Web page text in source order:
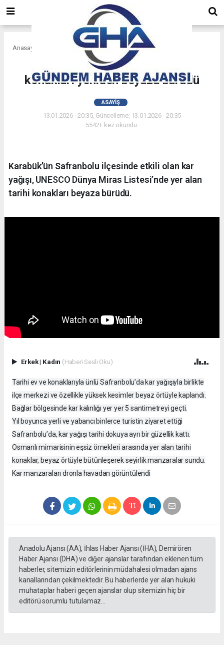
Anasayfa
Safranbolu’da kar yağışı tarihi
konakları yeniden beyaza bürüdü
ASAYIŞ
13.01.2026 - 20:35, Güncelleme: 13.01.2026 - 20:35
5542+ kez okundu.
Karabük’ün Safranbolu ilçesinde etkili olan kar
yağışı, UNESCO Dünya Miras Listesi’nde yer alan
tarihi konakları beyaza bürüdü.
Erkek| Kadın (Haberi Sesli Oku)
Tarihi ev ve konaklarıyla ünlü Safranbolu’da kar yağışıyla birlikte
ilçe merkezi ve özellikle yüksek kesimler beyaz örtüyle kaplandı.
Bağlar bölgesinde kar kalınlığı yer yer 5 santimetreyi geçti.
Yıl boyunca yerli ve yabancı binlerce turistin ziyaret ettiği
Safranbolu’da, kar yağışı tarihi dokuya ayrı bir güzellik kattı.
Osmanlı mimarisinin eşsiz örnekleri arasında yer alan tarihi
konaklar, beyaz örtüyle bütünleşerek seyirlik manzaralar sundu.
Kar manzaraları dronla havadan görüntülendi
Anadolu Ajansı (AA), İhlas Haber Ajansı (İHA), Demirören
Haber Ajansı (DHA) ve diğer ajanslar tarafından eklenen tüm
haberler, sitemizin editörlerinin müdahalesi olmadan ajans
kanallarından çekilmektedir. Bu haberlerde yer alan hukuki
muhataplar haberi geçen ajanslar olup sitemizin hiç bir
editörü sorumlu tutulamaz...